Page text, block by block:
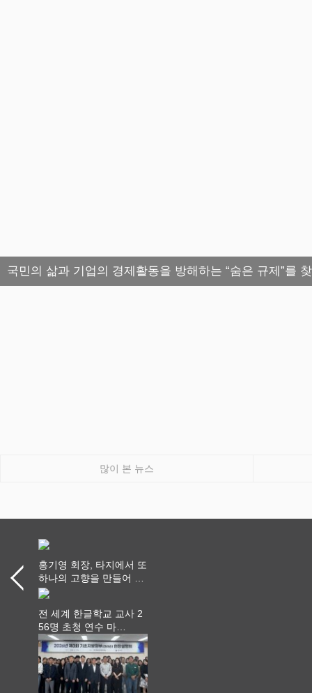
국민의 삶과 기업의 경제활동을 방해하는 “숨은 규제”를
많이 본 뉴스
홍기영 회장, 타지에서 또
하나의 고향을 만들어 가
다
전 세계 한글학교 교사 2
56명 초청 연수 마
쳐...“수업은 더 깊게, 교
사 연결은 더 넓게”